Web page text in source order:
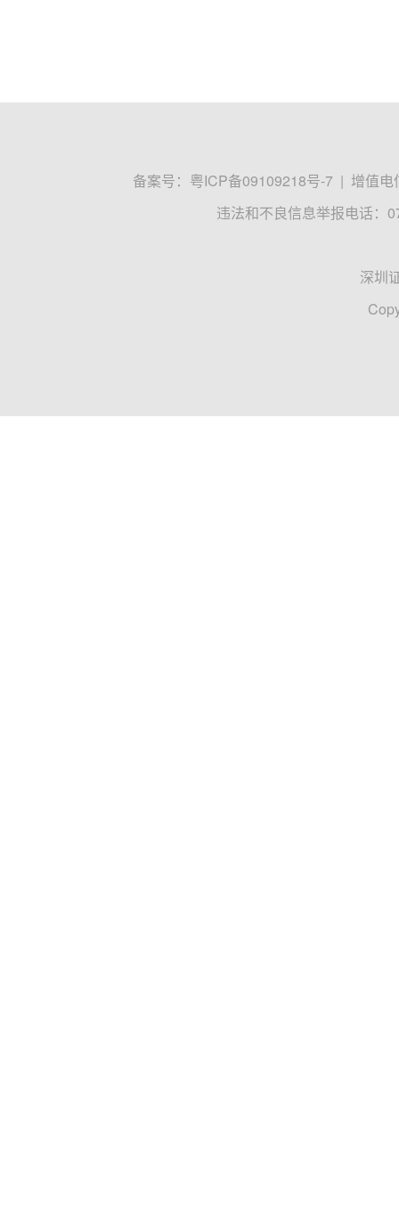
备案号： 粤ICP备09109218号-7 | 增值电
违法和不良信息举报电话：
深圳